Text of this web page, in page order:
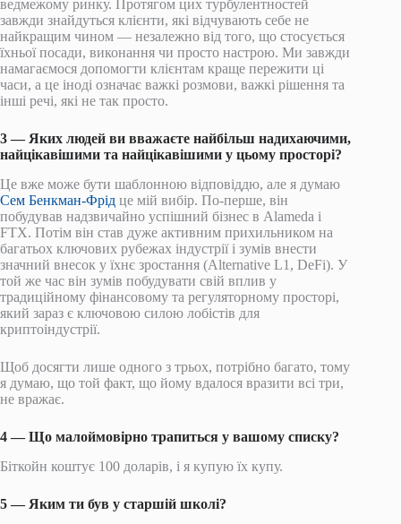
ведмежому ринку. Протягом цих турбулентностей
завжди знайдуться клієнти, які відчувають себе не
найкращим чином — незалежно від того, що стосується
їхньої посади, виконання чи просто настрою. Ми завжди
намагаємося допомогти клієнтам краще пережити ці
часи, а це іноді означає важкі розмови, важкі рішення та
інші речі, які не так просто.
3 — Яких людей ви вважаєте найбільш надихаючими,
найцікавішими та найцікавішими у цьому просторі?
Це вже може бути шаблонною відповіддю, але я думаю
Сем Бенкман-Фрід це мій вибір. По-перше, він
побудував надзвичайно успішний бізнес в Alameda і
FTX. Потім він став дуже активним прихильником на
багатьох ключових рубежах індустрії і зумів внести
значний внесок у їхнє зростання (Alternative L1, DeFi). У
той же час він зумів побудувати свій вплив у
традиційному фінансовому та регуляторному просторі,
який зараз є ключовою силою лобістів для
криптоіндустрії.
Щоб досягти лише одного з трьох, потрібно багато, тому
я думаю, що той факт, що йому вдалося вразити всі три,
не вражає.
4 — Що малоймовірно трапиться у вашому списку?
Біткойн коштує 100 доларів, і я купую їх купу.
5 — Яким ти був у старшій школі?